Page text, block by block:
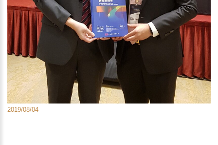
2019/08/04